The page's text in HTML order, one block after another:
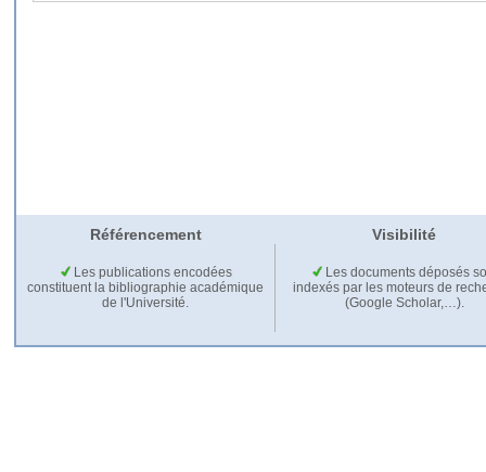
Référencement Visibilité
Les publications encodées
constituent la bibliographie académique
de l'Université.
Les documents déposés
indexés par les moteurs de
(Google Scholar,…).